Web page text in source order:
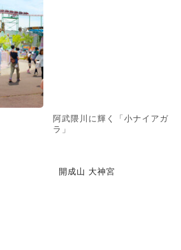
阿武隈川に輝く「小ナイアガ
ラ」
開成山 大神宮